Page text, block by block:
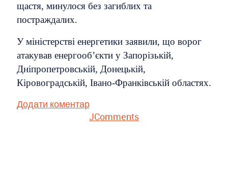
щастя, минулося без загиблих та
постраждалих.
У міністерстві енергетики заявили, що ворог
атакував енергооб’єкти у Запорізькій,
Дніпропетровській, Донецькій,
Кіровоградській, Івано-Франківській областях.
Додати коментар
JComments